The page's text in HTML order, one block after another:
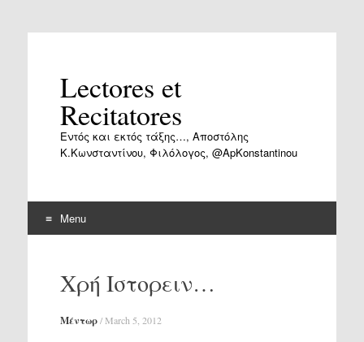
Lectores et
Recitatores
Εντός και εκτός τάξης…, Αποστόλης
Κ.Κωνσταντίνου, Φιλόλογος, @ApKonstantinou
Menu
contentΧρή Ιστορειν…
Μέντωρ/ March 5, 2012